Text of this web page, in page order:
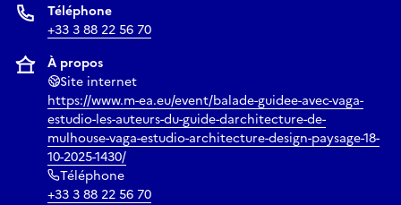
Téléphone
+33 3 88 22 56 70
À propos
Site internet
https://www.m-ea.eu/event/balade-guidee-avec-vaga-
estudio-les-auteurs-du-guide-darchitecture-de-
mulhouse-vaga-estudio-architecture-design-paysage-18-
10-2025-1430/
Téléphone
+33 3 88 22 56 70